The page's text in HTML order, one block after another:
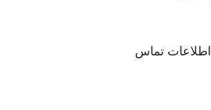
اطلاعات تماس